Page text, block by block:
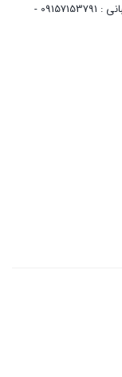
واحد پشتیبانی مشتریان : 05135092741 - واحد پشتیبانی : 09157153791 -